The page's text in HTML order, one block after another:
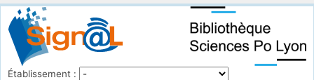
Établissement :